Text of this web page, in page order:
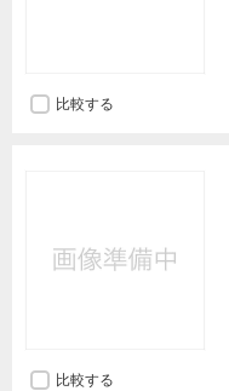
比較する
比較する